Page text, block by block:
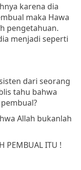
karena dia
maka Hawa
pengetahuan.
menjadi seperti
dari seorang
tahu bahwa
Allah bukanlah
PEMBUAL ITU !